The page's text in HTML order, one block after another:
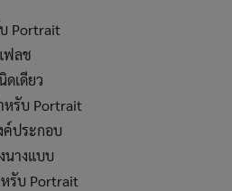
Portrait
ฟลช
เดียว
หรับ Portrait
ค์ประกอบ
นางแบบ
รับ Portrait
in